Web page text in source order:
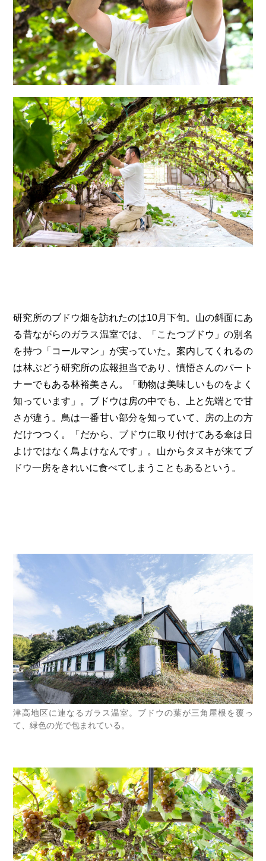
研究所のブドウ畑を訪れたのは10月下旬。山の斜面にあ
る昔ながらのガラス温室では、「こたつブドウ」の別名
を持つ「コールマン」が実っていた。案内してくれるの
は林ぶどう研究所の広報担当であり、慎悟さんのパート
ナーでもある林裕美さん。「動物は美味しいものをよく
知っています」。ブドウは房の中でも、上と先端とで甘
さが違う。鳥は一番甘い部分を知っていて、房の上の方
だけつつく。「だから、ブドウに取り付けてある傘は日
よけではなく鳥よけなんです」。山からタヌキが来てブ
ドウ一房をきれいに食べてしまうこともあるという。
津高地区に連なるガラス温室。ブドウの葉が三角屋根を覆っ
て、緑色の光で包まれている。